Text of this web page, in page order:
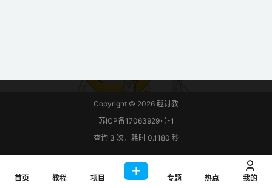
Copyright © 2026 趣讨教
苏ICP备17063929号-1
查询 3 次，耗时 0.1180 秒
首页 教程 项目 专题 热点 我的